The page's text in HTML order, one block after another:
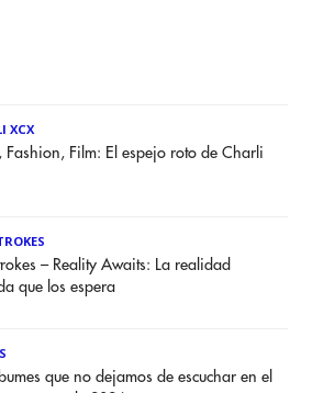
XCX
Fashion, Film: El espejo roto de Charli
– Reality Awaits: La realidad
que los espera
que no dejamos de escuchar en el